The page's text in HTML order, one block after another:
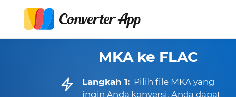
MKA ke FLAC
Langkah 1: Pilih file MKA yang
ingin Anda konversi. Anda dapat